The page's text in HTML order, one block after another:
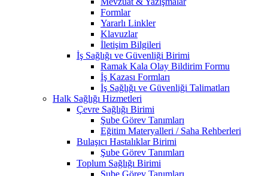
Formlar
Yararlı Linkler
Klavuzlar
İletişim Bilgileri
İş Sağlığı ve Güvenliği Birimi
Ramak Kala Olay Bildirim Formu
İş Kazası Formları
İş Sağlığı ve Güvenliği Talimatları
Halk Sağlığı Hizmetleri
Çevre Sağlığı Birimi
Şube Görev Tanımları
Eğitim Materyalleri / Saha Rehberleri
Bulaşıcı Hastalıklar Birimi
Şube Görev Tanımları
Toplum Sağlığı Birimi
Şube Görev Tanımları